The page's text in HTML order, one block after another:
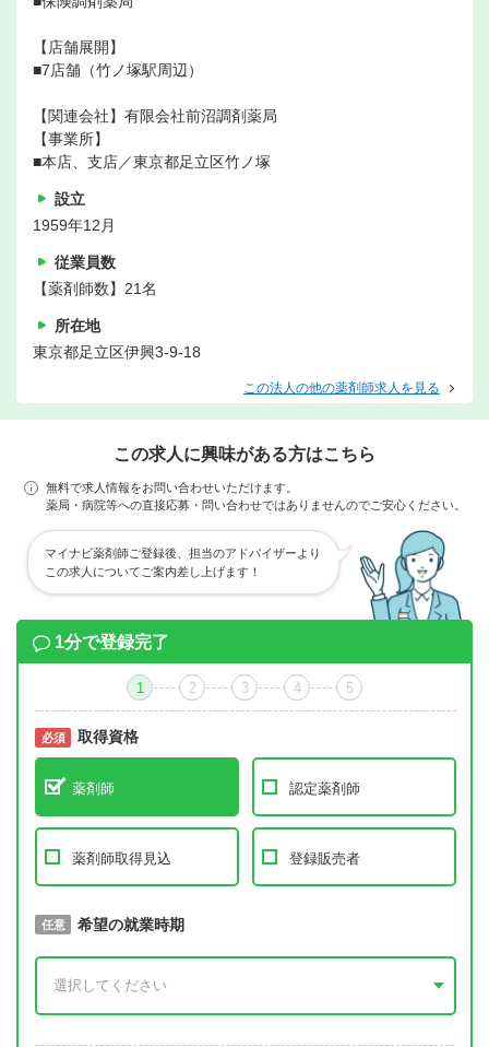
【店舗展開】
■7店舗（竹ノ塚駅周辺）
【関連会社】有限会社前沼調剤薬局
【事業所】
■本店、支店／東京都足立区竹ノ塚
設立
1959年12月
従業員数
【薬剤師数】21名
所在地
東京都足立区伊興3-9-18
この法人の他の薬剤師求人を見る
この求人に興味がある方はこちら
無料で求人情報をお問い合わせいただけます。
薬局・病院等への直接応募・問い合わせではありませんのでご安心ください。
マイナビ薬剤師ご登録後、担当のアドバイザーより
この求人についてご案内差し上げます！
1分で登録完了
1 2 3 4 5
必須 取得資格
薬剤師 認定薬剤師
薬剤師取得見込 登録販売者
必須 取得予定年
任意 希望の就業時期